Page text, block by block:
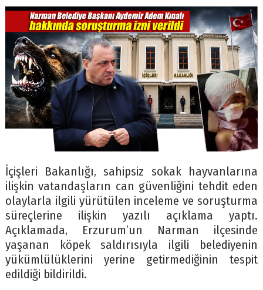
İçişleri Bakanlığı, sahipsiz sokak hayvanlarına
ilişkin vatandaşların can güvenliğini tehdit eden
olaylarla ilgili yürütülen inceleme ve soruşturma
süreçlerine ilişkin yazılı açıklama yaptı.
Açıklamada, Erzurum’un Narman ilçesinde
yaşanan köpek saldırısıyla ilgili belediyenin
yükümlülüklerini yerine getirmediğinin tespit
edildiği bildirildi.